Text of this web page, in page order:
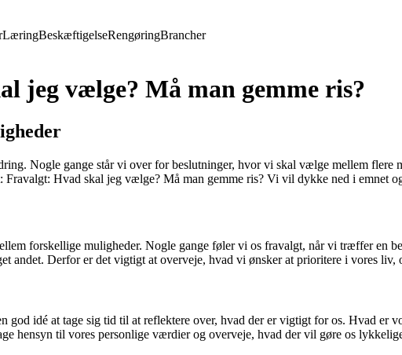
LæringBeskæftigelseRengøringBrancher
jeg vælge? Må man gemme ris?
Nogle gange står vi over for beslutninger, hvor vi skal vælge mellem flere
Fravalgt: Hvad skal jeg vælge? Må man gemme ris? Vi vil dykke ned i emnet
forskellige muligheder. Nogle gange føler vi os fravalgt, når vi træffer en
andet. Derfor er det vigtigt at overveje, hvad vi ønsker at prioritere i vores
god idé at tage sig tid til at reflektere over, hvad der er vigtigt for os. Hvad er
hensyn til vores personlige værdier og overveje, hvad der vil gøre os